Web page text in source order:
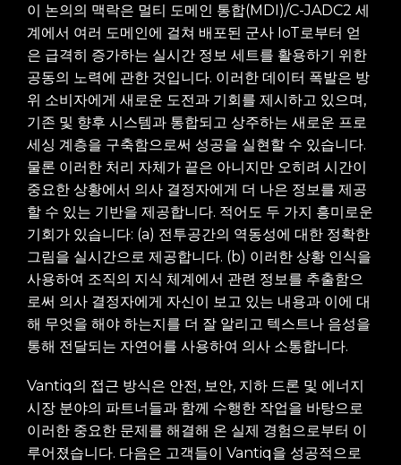
이 논의의 맥락은 멀티 도메인 통합(MDI)/C-JADC2 세
계에서 여러 도메인에 걸쳐 배포된 군사 IoT로부터 얻
은 급격히 증가하는 실시간 정보 세트를 활용하기 위한
공동의 노력에 관한 것입니다. 이러한 데이터 폭발은 방
위 소비자에게 새로운 도전과 기회를 제시하고 있으며,
기존 및 향후 시스템과 통합되고 상주하는 새로운 프로
세싱 계층을 구축함으로써 성공을 실현할 수 있습니다.
물론 이러한 처리 자체가 끝은 아니지만 오히려 시간이
중요한 상황에서 의사 결정자에게 더 나은 정보를 제공
할 수 있는 기반을 제공합니다. 적어도 두 가지 흥미로운
기회가 있습니다: (a) 전투공간의 역동성에 대한 정확한
그림을 실시간으로 제공합니다. (b) 이러한 상황 인식을
사용하여 조직의 지식 체계에서 관련 정보를 추출함으
로써 의사 결정자에게 자신이 보고 있는 내용과 이에 대
해 무엇을 해야 하는지를 더 잘 알리고 텍스트나 음성을
통해 전달되는 자연어를 사용하여 의사 소통합니다.
Vantiq의 접근 방식은 안전, 보안, 지하 드론 및 에너지
시장 분야의 파트너들과 함께 수행한 작업을 바탕으로
이러한 중요한 문제를 해결해 온 실제 경험으로부터 이
루어졌습니다. 다음은 고객들이 Vantiq을 성공적으로